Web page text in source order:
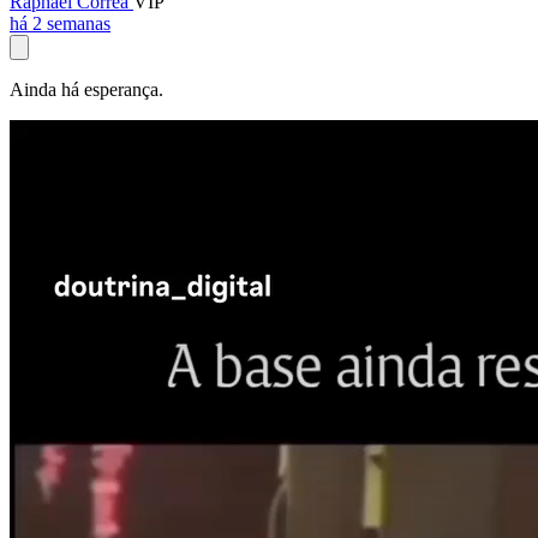
há 2 semanas
Ainda há esperança.